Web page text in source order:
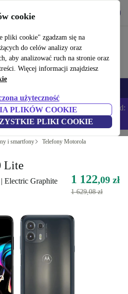
cookie
pliki cookie" zgadzam się na
do celów analizy oraz
aby analizować ruch na stronie oraz
Więcej informacji znajdziesz
użyteczność
PLIKÓW COOKIE
PLIKI COOKIE
5% na wszystkich iPhone’ach – Kod:
i smartfony Telefony Motorola
Lite
Electric Graphite 1 122,09 zł
1 629,08 zł